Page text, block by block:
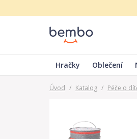
Hračky Oblečení
Úvod / Katalog / Péče o